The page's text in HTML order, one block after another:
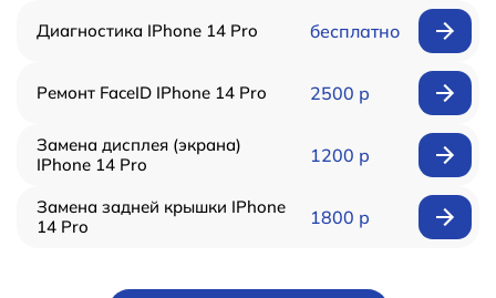
Диагностика IPhone 14 Pro бесплатно
Ремонт FaceID IPhone 14 Pro 2500 р
Замена дисплея (экрана)
IPhone 14 Pro
1200 р
Замена задней крышки IPhone
14 Pro
1800 р